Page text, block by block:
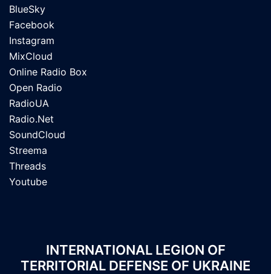
BlueSky
Facebook
Instagram
MixCloud
Online Radio Box
Open Radio
RadioUA
Radio.Net
SoundCloud
Streema
Threads
Youtube
INTERNATIONAL LEGION OF
TERRITORIAL DEFENSE OF UKRAINE